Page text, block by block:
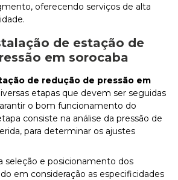
oferecendo serviços de alta
de estação de
em sorocaba
de redução de pressão em
etapas que devem ser seguidas
o bom funcionamento do
consiste na análise da pressão de
para determinar os ajustes
seleção e posicionamento dos
em consideração as especificidades